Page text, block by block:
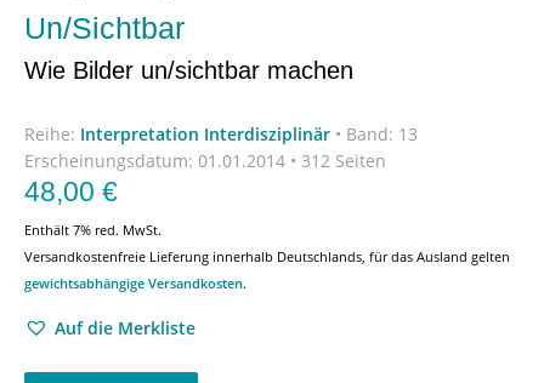
Un/Sichtbar
Wie Bilder un/sichtbar machen
Reihe: Interpretation Interdisziplinär • Band: 13
Erscheinungsdatum: 01.01.2014 • 312 Seiten
48,00 €
Enthält 7% red. MwSt.
Versandkostenfreie Lieferung innerhalb Deutschlands, für das Ausland gelten
gewichtsabhängige Versandkosten.
Auf die Merkliste